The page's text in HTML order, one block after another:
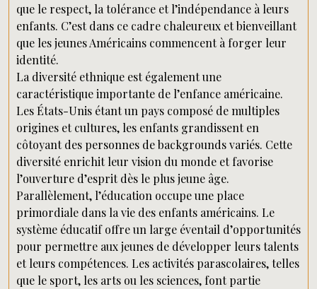
que le respect, la tolérance et l’indépendance à leurs
enfants. C’est dans ce cadre chaleureux et bienveillant
que les jeunes Américains commencent à forger leur
identité.
La diversité ethnique est également une
caractéristique importante de l’enfance américaine.
Les États-Unis étant un pays composé de multiples
origines et cultures, les enfants grandissent en
côtoyant des personnes de backgrounds variés. Cette
diversité enrichit leur vision du monde et favorise
l’ouverture d’esprit dès le plus jeune âge.
Parallèlement, l’éducation occupe une place
primordiale dans la vie des enfants américains. Le
système éducatif offre un large éventail d’opportunités
pour permettre aux jeunes de développer leurs talents
et leurs compétences. Les activités parascolaires, telles
que le sport, les arts ou les sciences, font partie